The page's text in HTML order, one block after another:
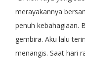
merayakannya
penuh kebahagiaan.
gembira. Aku lalu
menangis. Saat hari